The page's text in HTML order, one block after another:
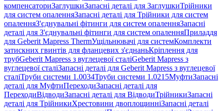
компенсаториЗаглушкиЗапасні деталі для ЗаглушкиТрійники
для систем опаленняЗапасні деталі для Трійники для систем
опаленняЗ'єднувальні фітинги для систем опаленняЗапасні
деталі для З'єднувальні фітинги для систем опаленняПриладдя
для Geberit Mapress ThermУщільнювачі для системКомплекти
затискних гвинтів для фланцевих з'єднаньКріплення для
трубGeberit Mapress з вуглецевої сталіGeberit Mapress з
вуглецевої сталіЗапасні деталі для Geberit Mapress з вуглецевої
сталіТруби системи 1.0034Труби системи 1.0215МуфтиЗапасні
деталі для МуфтиПереходиЗапасні деталі для
ПереходиВідводиЗапасні деталі для ВідводиТрійникиЗапасні
деталі для ТрійникиХрестовини двоплощинніЗапасні деталі